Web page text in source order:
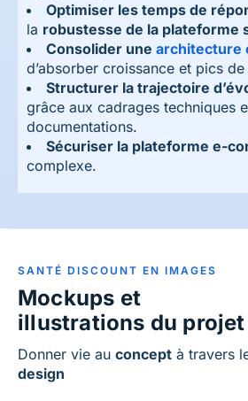
Optimiser les temps de
la robustesse de la plateforme
Consolider une architecture
d’absorber croissance et pics
Structurer la trajectoire
grâce aux cadrages techniques
documentations.
Sécuriser la plateforme e-
complexe.
SANTÉ DISCOUNT EN IMAGES
Mockups et
illustrations du projet
Donner vie au concept à travers
design